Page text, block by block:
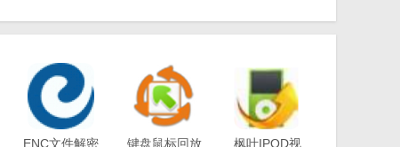
机
ENC文件解密
键盘鼠标回放
枫叶IPOD视